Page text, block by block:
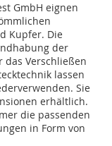
GmbH eignen
Kupfer. Die
der
Verschließen
lassen
Sie
erhältlich.
die passenden
in Form von